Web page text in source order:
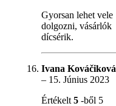
Gyorsan lehet vele
dolgozni, vásárlók
dícsérik.
Ivana Kováčiková
– 15. Június 2023
Értékelt 5 -ből 5